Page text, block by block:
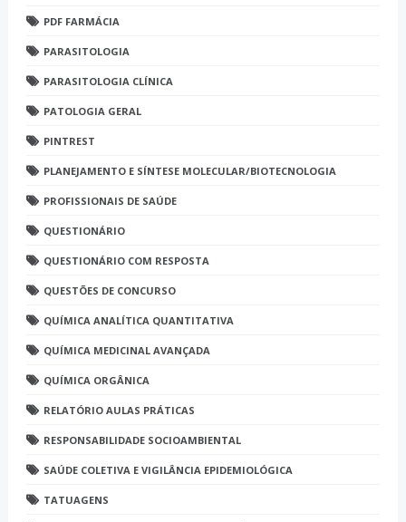
PDF FARMÁCIA
PARASITOLOGIA
PARASITOLOGIA CLÍNICA
PATOLOGIA GERAL
PINTREST
PLANEJAMENTO E SÍNTESE MOLECULAR/BIOTECNOLOGIA
PROFISSIONAIS DE SAÚDE
QUESTIONÁRIO
QUESTIONÁRIO COM RESPOSTA
QUESTÕES DE CONCURSO
QUÍMICA ANALÍTICA QUANTITATIVA
QUÍMICA MEDICINAL AVANÇADA
QUÍMICA ORGÂNICA
RELATÓRIO AULAS PRÁTICAS
RESPONSABILIDADE SOCIOAMBIENTAL
SAÚDE COLETIVA E VIGILÂNCIA EPIDEMIOLÓGICA
TATUAGENS